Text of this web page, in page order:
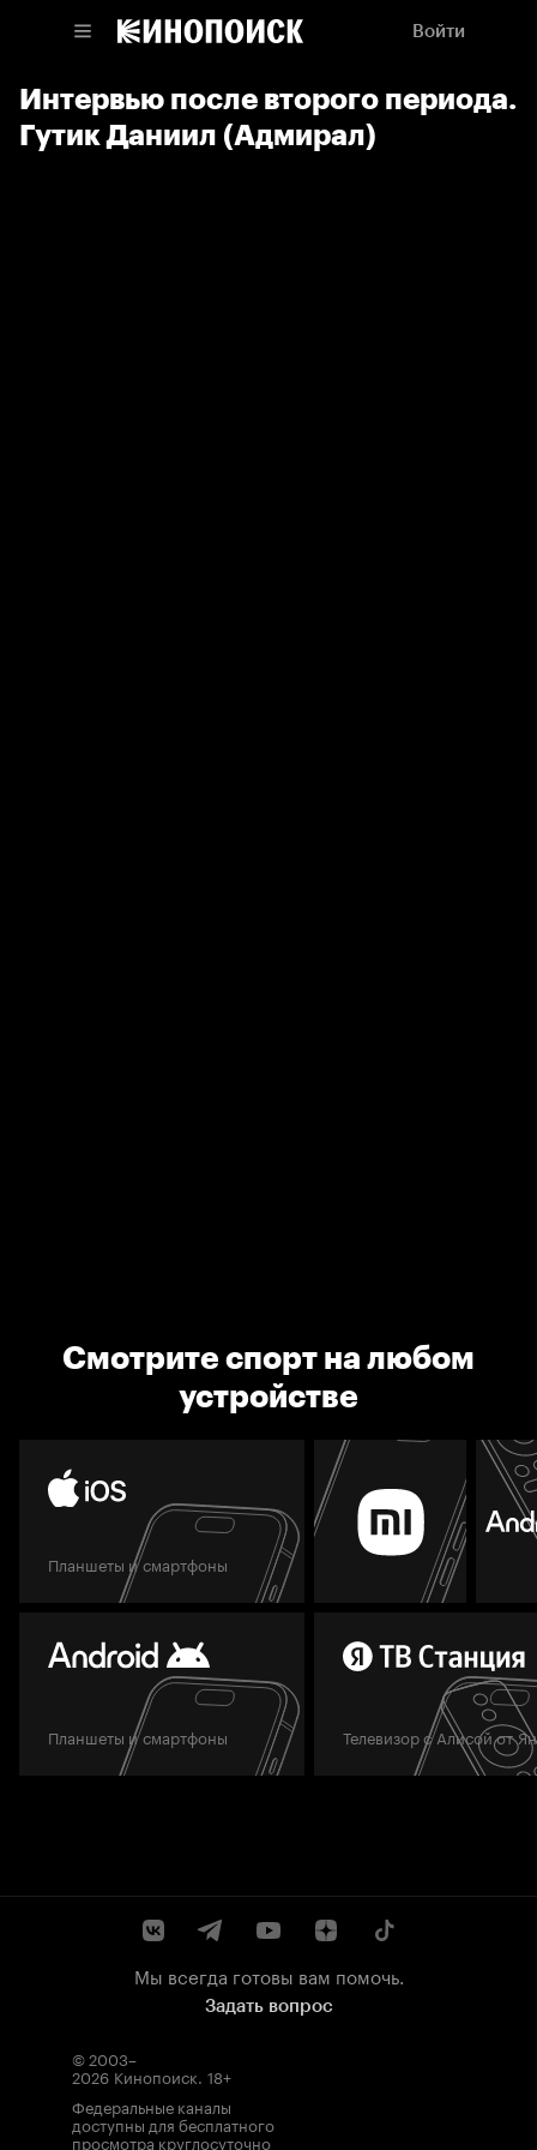
Войти
Интервью после второго периода.
Гутик Даниил (Адмирал)
Смотрите спорт на любом
устройстве
Планшеты и смартфоны
Планшеты и смартфоны Телевизор с Алисой от
Мы всегда готовы вам помочь.
Задать вопрос
© 2003–
2026 Кинопоиск. 18+
Федеральные каналы
доступны для бесплатного
просмотра круглосуточно